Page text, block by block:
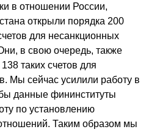
в отношении России,
открыли порядка 200
для несанкционных
в свою очередь, также
таких счетов для
Мы сейчас усилили работу в
данные фининституты
по установлению
Таким образом мы